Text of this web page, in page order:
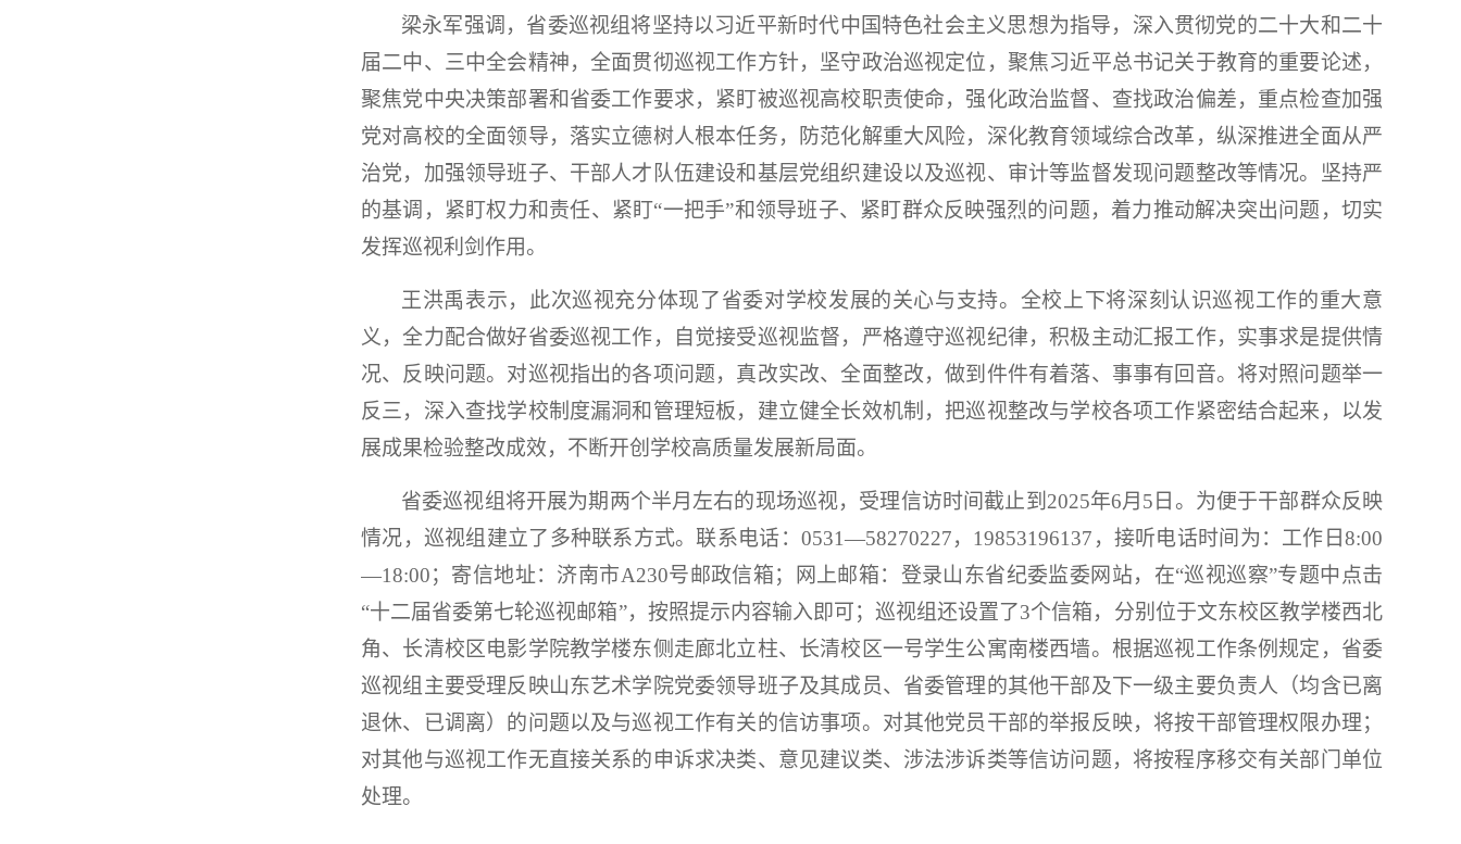
梁永军强调，省委巡视组将坚持以习近平新时代中国特色社会主义思想为指导，深入贯彻党的二十大和二十
届二中、三中全会精神，全面贯彻巡视工作方针，坚守政治巡视定位，聚焦习近平总书记关于教育的重要论述，
聚焦党中央决策部署和省委工作要求，紧盯被巡视高校职责使命，强化政治监督、查找政治偏差，重点检查加强
党对高校的全面领导，落实立德树人根本任务，防范化解重大风险，深化教育领域综合改革，纵深推进全面从严
治党，加强领导班子、干部人才队伍建设和基层党组织建设以及巡视、审计等监督发现问题整改等情况。坚持严
的基调，紧盯权力和责任、紧盯“一把手”和领导班子、紧盯群众反映强烈的问题，着力推动解决突出问题，切实
发挥巡视利剑作用。
王洪禹表示，此次巡视充分体现了省委对学校发展的关心与支持。全校上下将深刻认识巡视工作的重大意
义，全力配合做好省委巡视工作，自觉接受巡视监督，严格遵守巡视纪律，积极主动汇报工作，实事求是提供情
况、反映问题。对巡视指出的各项问题，真改实改、全面整改，做到件件有着落、事事有回音。将对照问题举一
反三，深入查找学校制度漏洞和管理短板，建立健全长效机制，把巡视整改与学校各项工作紧密结合起来，以发
展成果检验整改成效，不断开创学校高质量发展新局面。
省委巡视组将开展为期两个半月左右的现场巡视，受理信访时间截止到2025年6月5日。为便于干部群众反映
情况，巡视组建立了多种联系方式。联系电话：0531—58270227，19853196137，接听电话时间为：工作日8:00
—18:00；寄信地址：济南市A230号邮政信箱；网上邮箱：登录山东省纪委监委网站，在“巡视巡察”专题中点击
“十二届省委第七轮巡视邮箱”，按照提示内容输入即可；巡视组还设置了3个信箱，分别位于文东校区教学楼西北
角、长清校区电影学院教学楼东侧走廊北立柱、长清校区一号学生公寓南楼西墙。根据巡视工作条例规定，省委
巡视组主要受理反映山东艺术学院党委领导班子及其成员、省委管理的其他干部及下一级主要负责人（均含已离
退休、已调离）的问题以及与巡视工作有关的信访事项。对其他党员干部的举报反映，将按干部管理权限办理；
对其他与巡视工作无直接关系的申诉求决类、意见建议类、涉法涉诉类等信访问题，将按程序移交有关部门单位
处理。